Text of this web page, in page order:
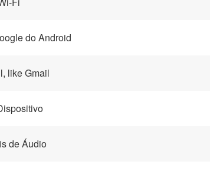
do Android
like Gmail
de Áudio